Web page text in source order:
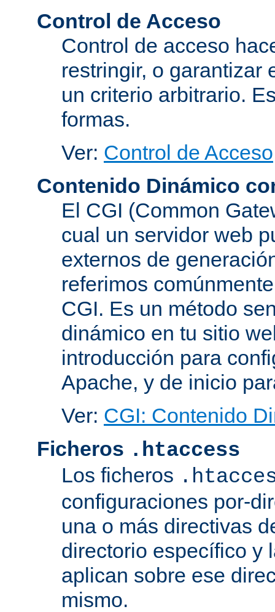
Control de Acceso
Control de acceso
restringir, o garantizar
un criterio arbitrario.
formas.
Ver: Control de Acceso
Contenido Dinámico
El CGI (Common
cual un servidor web
externos de
referimos
CGI. Es un método
dinámico en tu sitio
introducción para
Apache, y de inicio
Ver: CGI: Contenido
Ficheros .htaccess
Los ficheros
configuraciones por-
una o más directivas
directorio específico y
aplican sobre ese
mismo.